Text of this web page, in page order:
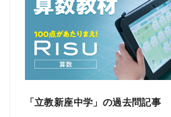
「立教新座中学」の過去問記事